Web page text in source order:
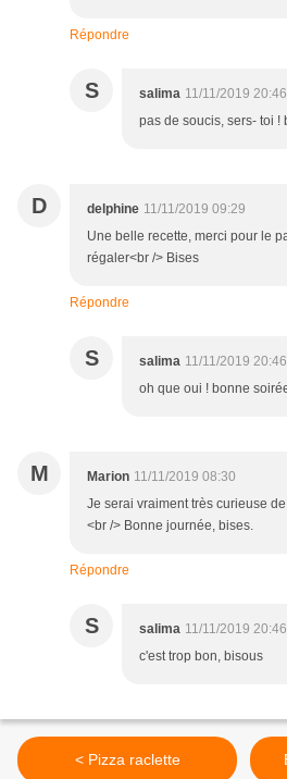
Répondre
S salima 11/11/2019 20:46
pas de soucis, sers- toi !
D delphine 11/11/2019 09:29
Une belle recette, merci pour le
régaler<br /> Bises
Répondre
S salima 11/11/2019 20:46
oh que oui ! bonne
M Marion 11/11/2019 08:30
Je serai vraiment très curieuse
<br /> Bonne journée, bises.
Répondre
S salima 11/11/2019 20:46
c'est trop bon, bisous
< Pizza raclette